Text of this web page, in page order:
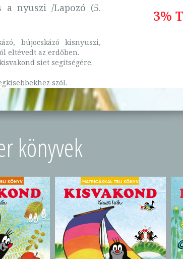
a nyuszi /Lapozó (5.
bújocskázó kisnyuszi,
eltévedt az erdőben.
siet segítségére.
szól.
3%
könyvek